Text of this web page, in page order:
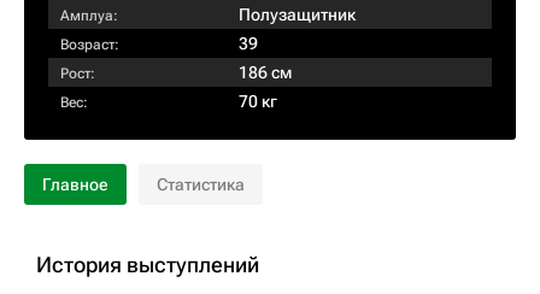
Амплуа: Полузащитник
Возраст: 39
Рост: 186 см
Вес: 70 кг
Главное Статистика
История выступлений